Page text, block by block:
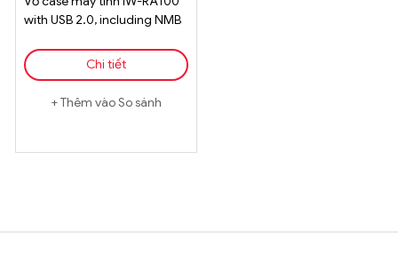
with USB 2.0, including NMB
Chi tiết
Thêm vào So sánh